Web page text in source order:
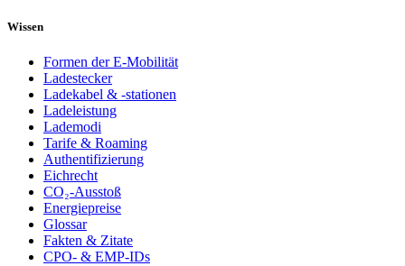
Wissen
Formen der E-Mobilität
Ladestecker
Ladekabel & -stationen
Ladeleistung
Lademodi
Tarife & Roaming
Authentifizierung
Eichrecht
CO₂-Ausstoß
Energiepreise
Glossar
Fakten & Zitate
CPO- & EMP-IDs